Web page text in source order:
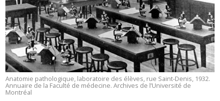
Anatomie pathologique, laboratoire des élèves, rue Saint-Denis, 1932.
Annuaire de la Faculté de médecine. Archives de l’Université de
Montréal